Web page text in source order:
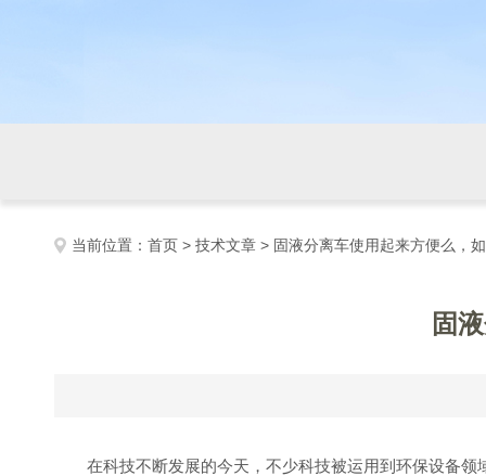
当前位置： 首页 > 技术文章 > 固液分离车使用起来方便么，
固
在科技不断发展的今天，不少科技被运用到环保设备